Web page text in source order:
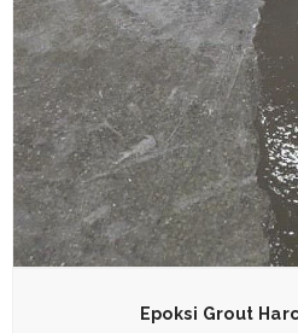
Epoksi Grout